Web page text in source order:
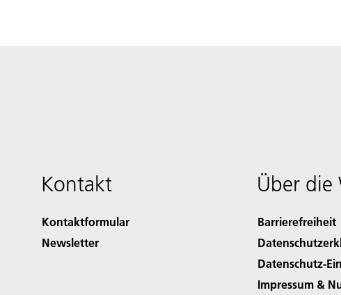
Kontakt
Kontaktformular
Newsletter
Über die
Barrierefreiheit
Datenschutz-
Impressum &